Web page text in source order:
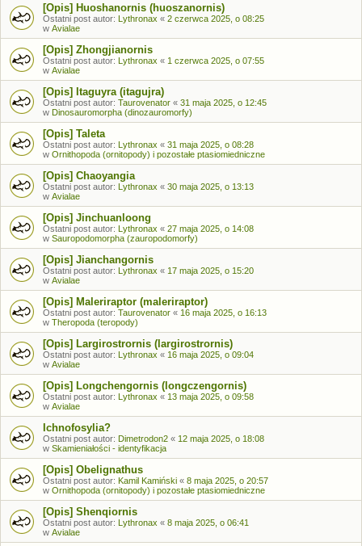
[Opis] Huoshanornis (huoszanornis)
Ostatni post autor: Lythronax « 2 czerwca 2025, o 08:25
w Avialae
[Opis] Zhongjianornis
Ostatni post autor: Lythronax « 1 czerwca 2025, o 07:55
w Avialae
[Opis] Itaguyra (itagujra)
Ostatni post autor: Taurovenator « 31 maja 2025, o 12:45
w Dinosauromorpha (dinozauromorfy)
[Opis] Taleta
Ostatni post autor: Lythronax « 31 maja 2025, o 08:28
w Ornithopoda (ornitopody) i pozostałe ptasiomiedniczne
[Opis] Chaoyangia
Ostatni post autor: Lythronax « 30 maja 2025, o 13:13
w Avialae
[Opis] Jinchuanloong
Ostatni post autor: Lythronax « 27 maja 2025, o 14:08
w Sauropodomorpha (zauropodomorfy)
[Opis] Jianchangornis
Ostatni post autor: Lythronax « 17 maja 2025, o 15:20
w Avialae
[Opis] Maleriraptor (maleriraptor)
Ostatni post autor: Taurovenator « 16 maja 2025, o 16:13
w Theropoda (teropody)
[Opis] Largirostrornis (largirostrornis)
Ostatni post autor: Lythronax « 16 maja 2025, o 09:04
w Avialae
[Opis] Longchengornis (longczengornis)
Ostatni post autor: Lythronax « 13 maja 2025, o 09:58
w Avialae
Ichnofosylia?
Ostatni post autor: Dimetrodon2 « 12 maja 2025, o 18:08
w Skamieniałości - identyfikacja
[Opis] Obelignathus
Ostatni post autor: Kamil Kamiński « 8 maja 2025, o 20:57
w Ornithopoda (ornitopody) i pozostałe ptasiomiedniczne
[Opis] Shenqiornis
Ostatni post autor: Lythronax « 8 maja 2025, o 06:41
w Avialae